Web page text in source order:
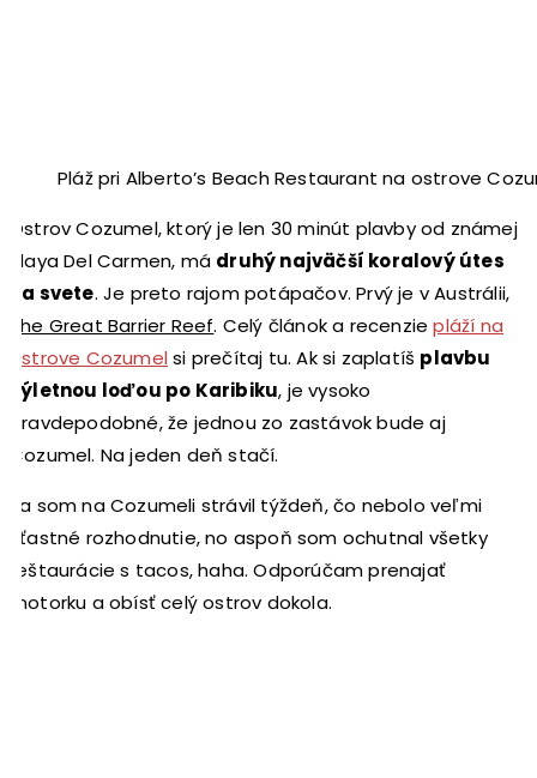
Pláž pri Alberto’s Beach Restaurant na ostrove
Ostrov Cozumel, ktorý je len 30 minút plavby od známej
Playa Del Carmen, má druhý najväčší koralový útes
na svete. Je preto rajom potápačov. Prvý je v Austrálii,
The Great Barrier Reef. Celý článok a recenziepláží na
ostrove Cozumel si prečítaj tu. Ak si zaplatíš plavbu
výletnou loďou po Karibiku, je vysoko
pravdepodobné, že jednou zo zastávok bude aj
Cozumel. Na jeden deň stačí.
Ja som na Cozumeli strávil týždeň, čo nebolo veľmi
šťastné rozhodnutie, no aspoň som ochutnal všetky
reštaurácie s tacos, haha. Odporúčam prenajať
motorku a obísť celý ostrov dokola.